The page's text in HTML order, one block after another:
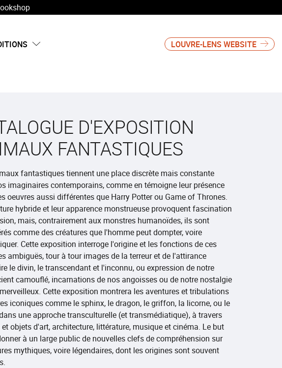
LOUVRE-LENS WEBSITE
D'EXPOSITION
FANTASTIQUES
fantastiques tiennent une place discrète mais constante
imaginaires contemporains, comme en témoigne leur présence
oeuvres aussi différentes que Harry Potter ou Game of Thrones.
hybride et leur apparence monstrueuse provoquent fascination
mais, contrairement aux monstres humanoïdes, ils sont
comme des créatures que l'homme peut dompter, voire
Cette exposition interroge l'origine et les fonctions de ces
ambiguës, tour à tour images de la terreur et de l'attirance
le divin, le transcendant et l'inconnu, ou expression de notre
camouflé, incarnations de nos angoisses ou de notre nostalgie
Cette exposition montrera les aventures et tribulations
iconiques comme le sphinx, le dragon, le griffon, la licorne, ou le
une approche transculturelle (et transmédiatique), à travers
objets d'art, architecture, littérature, musique et cinéma. Le but
à un large public de nouvelles clefs de compréhension sur
mythiques, voire légendaires, dont les origines sont souvent